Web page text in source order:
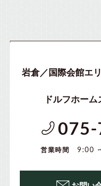
岩倉／国際会館エ
ドルフホー
075-
営業時間 9:00